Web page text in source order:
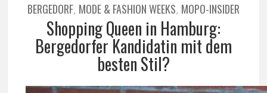
BERGEDORF, MODE & FASHION WEEKS, MOPO-INSIDER
Shopping Queen in Hamburg:
Bergedorfer Kandidatin mit dem
besten Stil?